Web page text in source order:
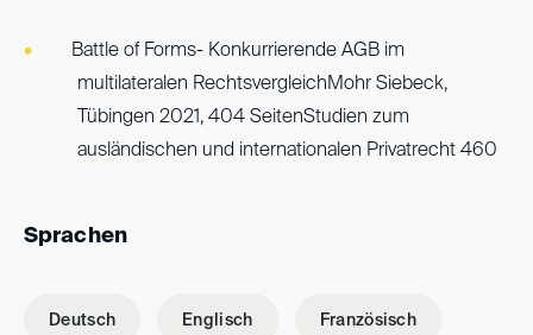
Battle of Forms- Konkurrierende AGB im
multilateralen RechtsvergleichMohr Siebeck,
Tübingen 2021, 404 SeitenStudien zum
ausländischen und internationalen Privatrecht 460
Sprachen
Deutsch Englisch Französisch